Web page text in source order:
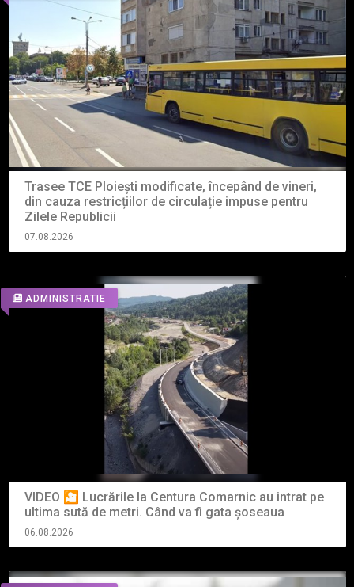
Trasee TCE Ploiești modificate, începând de vineri,
din cauza restricțiilor de circulație impuse pentru
Zilele Republicii
07.08.2026
ADMINISTRATIE
VIDEO 🎦 Lucrările la Centura Comarnic au intrat pe
ultima sută de metri. Când va fi gata șoseaua
06.08.2026